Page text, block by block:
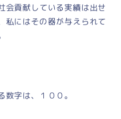
会貢献している実績は出せ
私にはその器が与えられて
字は、１００。